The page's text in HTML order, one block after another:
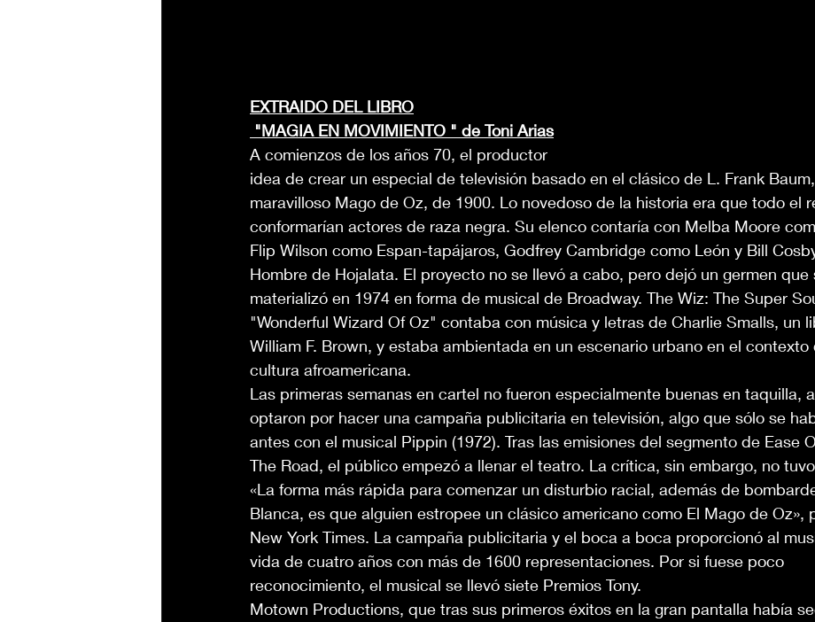
EXTRAIDO DEL LIBRO
"MAGIA EN MOVIMIENTO " de Toni Arias
A comienzos de los años 70, el productor
idea de crear un especial de televisión basado en el clásico de L. Frank
maravilloso Mago de Oz, de 1900. Lo novedoso de la historia era que todo el
conformarían actores de raza negra. Su elenco contaría con Melba Moore
Flip Wilson como Espan-tapájaros, Godfrey Cambridge como León y Bill
Hombre de Hojalata. El proyecto no se llevó a cabo, pero dejó un germen que
materializó en 1974 en forma de musical de Broadway. The Wiz: The Super
"Wonderful Wizard Of Oz" contaba con música y letras de Charlie Smalls, un
William F. Brown, y estaba ambientada en un escenario urbano en el contexto
cultura afroamericana.
Las primeras semanas en cartel no fueron especialmente buenas en taquilla,
optaron por hacer una campaña publicitaria en televisión, algo que sólo se
antes con el musical Pippin (1972). Tras las emisiones del segmento de Ease
The Road, el público empezó a llenar el teatro. La crítica, sin embargo, no
«La forma más rápida para comenzar un disturbio racial, además de
Blanca, es que alguien estropee un clásico americano como El Mago de Oz»,
New York Times. La campaña publicitaria y el boca a boca proporcionó al
vida de cuatro años con más de 1600 representaciones. Por si fuese poco
reconocimiento, el musical se llevó siete Premios Tony.
Motown Productions, que tras sus primeros éxitos en la gran pantalla había